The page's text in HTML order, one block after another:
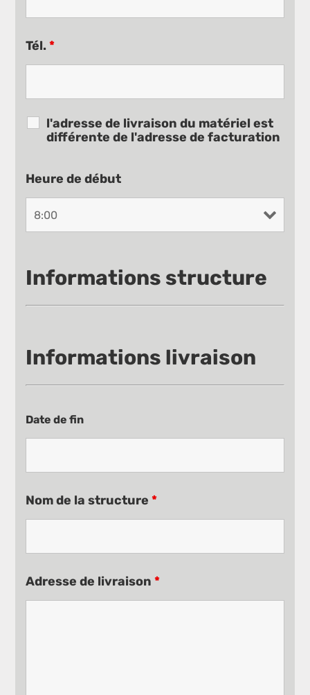
Tél.*
l'adresse de livraison du matériel est
différente de l'adresse de facturation
Heure de début
Informations structure
Informations livraison
Date de fin
Nom de la structure*
Adresse de livraison*